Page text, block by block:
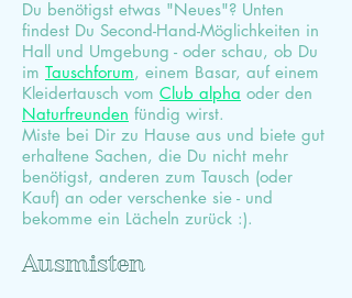
Du benötigst etwas "Neues"? Unten
findest Du Second-Hand-Möglichkeiten in
Hall und Umgebung - oder schau, ob Du
im Tauschforum, einem Basar, auf einem
Kleidertausch vom Club alpha oder den
Naturfreunden fündig wirst.
Miste bei Dir zu Hause aus und biete gut
erhaltene Sachen, die Du nicht mehr
benötigst, anderen zum Tausch (oder
Kauf) an oder verschenke sie - und
bekomme ein Lächeln zurück :).
Ausmisten